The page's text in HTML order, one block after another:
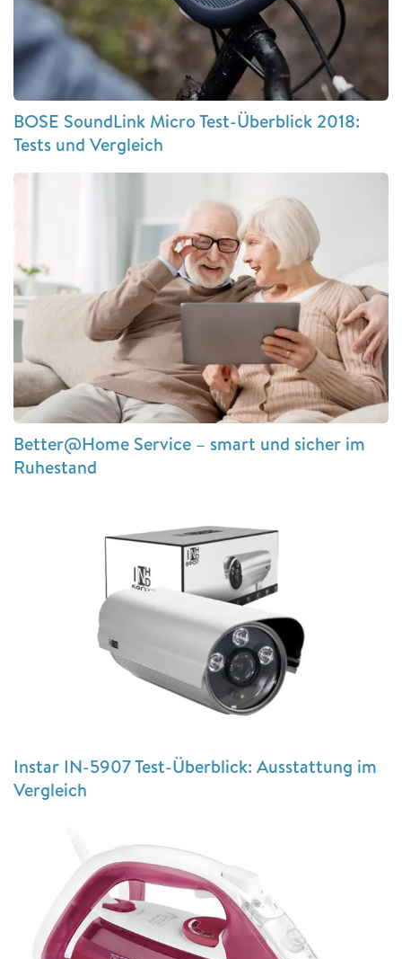
BOSE SoundLink Micro Test-Überblick 2018:
Tests und Vergleich
Better@Home Service – smart und sicher im
Ruhestand
Instar IN-5907 Test-Überblick: Ausstattung im
Vergleich